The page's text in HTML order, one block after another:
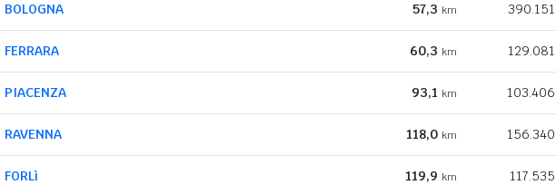
BOLOGNA 57,3 km 390.151
FERRARA 60,3 km 129.081
PIACENZA 93,1 km 103.406
RAVENNA 118,0 km 156.340
FORLì 119,9 km 117.535